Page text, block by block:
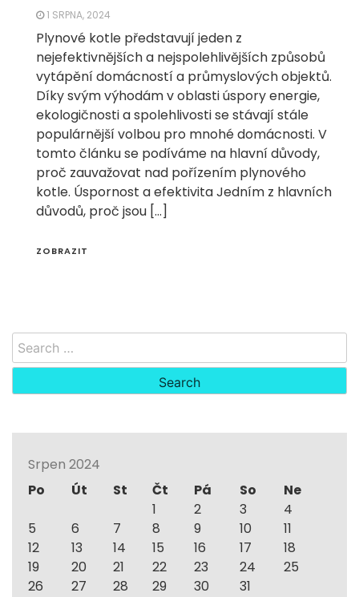
1 SRPNA, 2024
Plynové kotle představují jeden z
nejefektivnějších a nejspolehlivějších způsobů
vytápění domácností a průmyslových objektů.
Díky svým výhodám v oblasti úspory energie,
ekologičnosti a spolehlivosti se stávají stále
populárnější volbou pro mnohé domácnosti. V
tomto článku se podíváme na hlavní důvody,
proč zauvažovat nad pořízením plynového
kotle. Úspornost a efektivita Jedním z hlavních
důvodů, proč jsou […]
ZOBRAZIT
Search
for:
Srpen 2024
Po
Út St Čt Pá So
Ne
1
2 3
4
5
6 7 8 9 10
11
12
13 14 15 16 17
18
19
20 21 22 23 24
25
26
27 28 29 30 31